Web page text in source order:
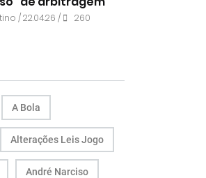
/ 22.04.26 / 260
A Bola
Alterações Leis Jogo
André Narciso